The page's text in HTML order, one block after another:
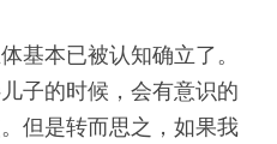
基本已被认知确立了。
子的时候，会有意识的
但是转而思之，如果我